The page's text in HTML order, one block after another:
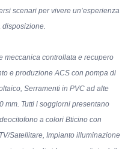
scenari per vivere un’esperienza
disposizione.
meccanica controllata e recupero
e produzione ACS con pompa di
Serramenti in PVC ad alte
mm. Tutti i soggiorni presentano
a colori Bticino con
Satellitare, Impianto illuminazione